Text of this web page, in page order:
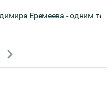
Еремеева - одним